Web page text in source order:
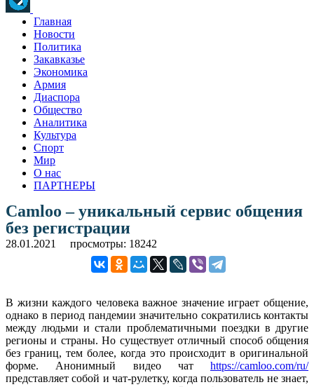
Главная
Новости
Политика
Закавказье
Экономика
Армия
Диаспора
Общество
Аналитика
Культура
Спорт
Мир
О нас
ПАРТНЕРЫ
Camloo – уникальный сервис общения
без регистрации
28.01.2021 просмотры: 18242
В жизни каждого человека важное значение играет общение,
однако в период пандемии значительно сократились контакты
между людьми и стали проблематичными поездки в другие
регионы и страны. Но существует отличный способ общения
без границ, тем более, когда это происходит в оригинальной
форме. Анонимный видео чат https://camloo.com/ru/
представляет собой и чат-рулетку, когда пользователь не знает,